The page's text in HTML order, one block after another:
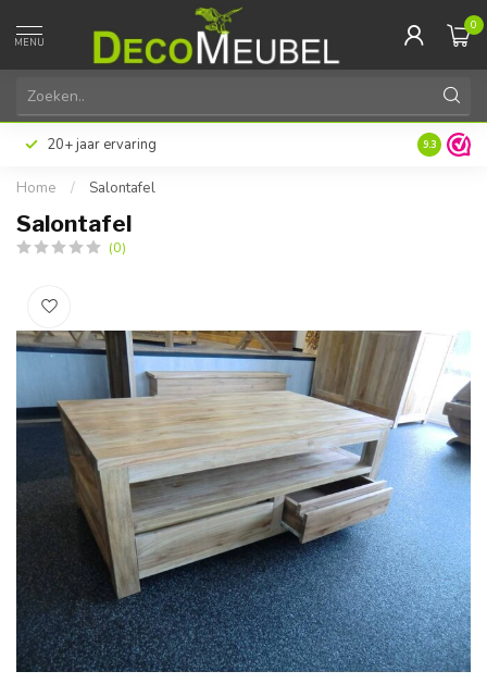
MENU
0
20+ jaar ervaring 9.3
Home / Salontafel
Salontafel
(0)